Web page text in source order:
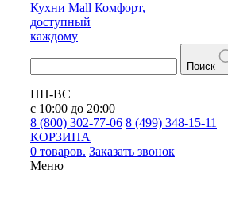
Кухни Mall Комфорт,
доступный
каждому
Поиск
ПН-ВС
с 10:00 до 20:00
8 (800) 302-77-06 8 (499) 348-15-11
КОРЗИНА
0 товаров. Заказать звонок
Меню